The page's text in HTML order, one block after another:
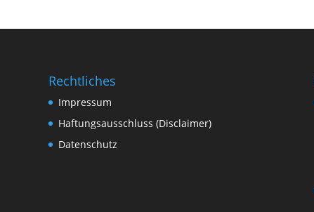
Rechtliches
Impressum
Haftungsausschluss (Disclaimer)
Datenschutz